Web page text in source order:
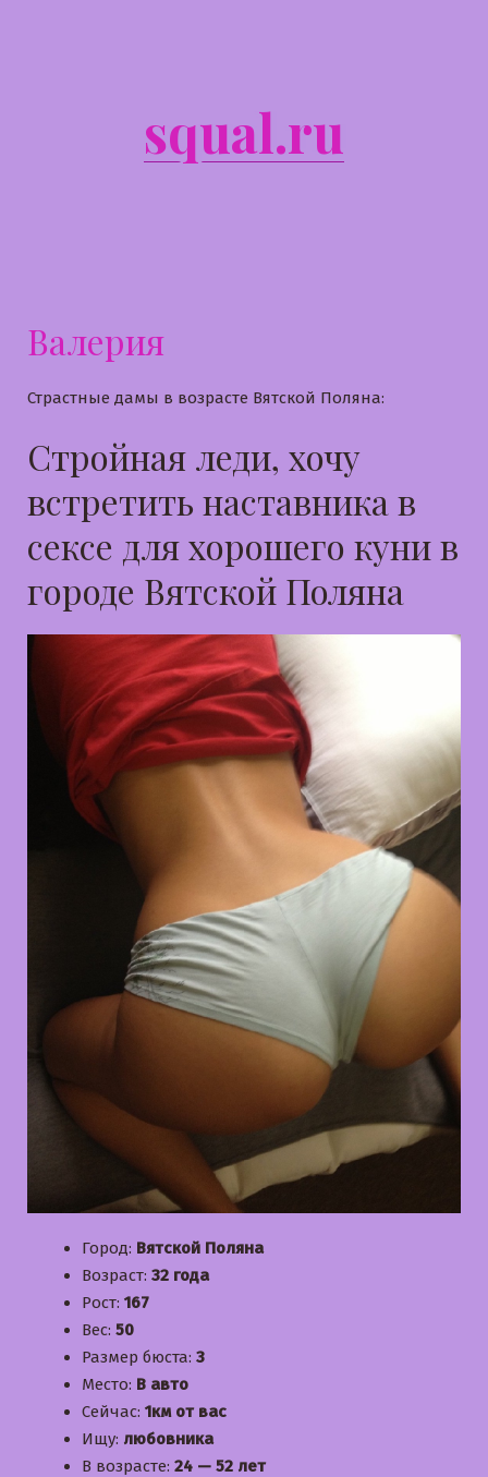
squal.ru
Валерия
Страстные дамы в возрасте Вятской Поляна:
Стройная леди, хочу
встретить наставника в
сексе для хорошего куни в
городе Вятской Поляна
Город: Вятской Поляна
Возраст: 32 года
Рост: 167
Вес: 50
Размер бюста: 3
Место: В авто
Сейчас: 1км от вас
Ищу: любовника
В возрасте: 24 — 52 лет